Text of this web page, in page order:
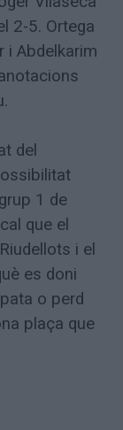
2-5. Ortega
i Abdelkarim
del
1 de
que el
i el
es doni
o perd
plaça que